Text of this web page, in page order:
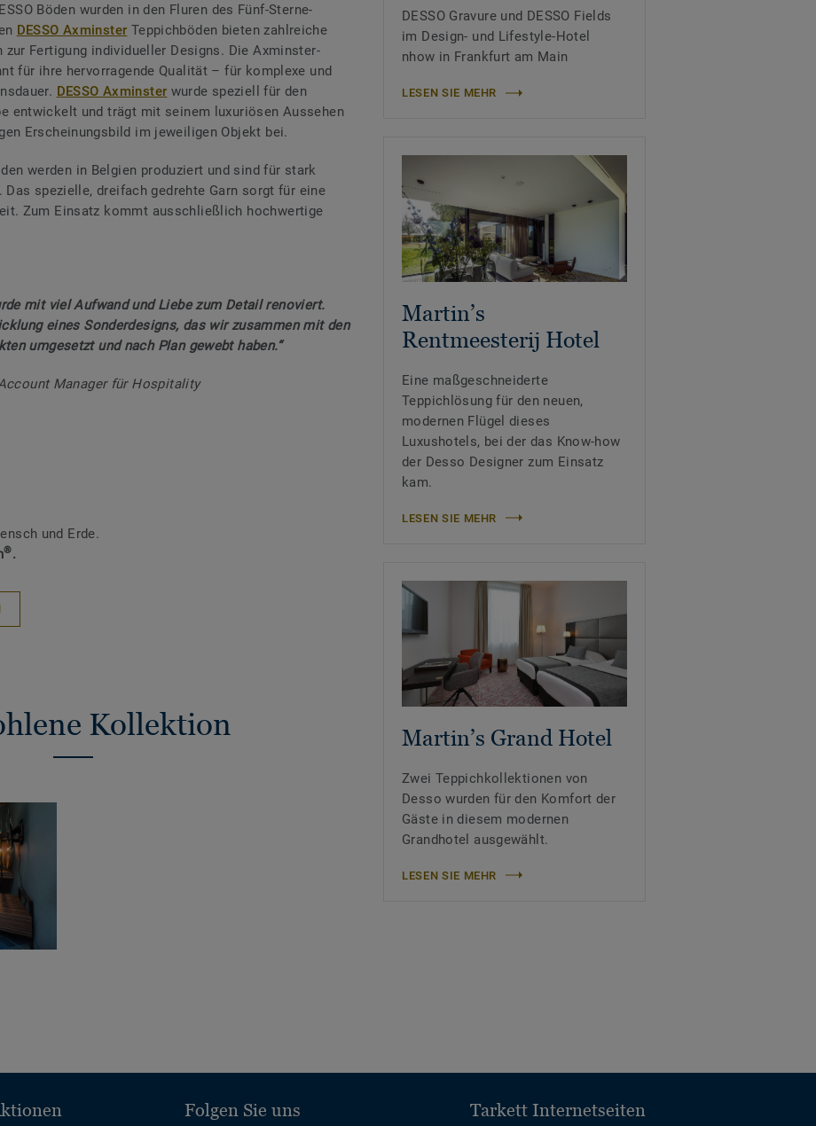
Böden wurden in den Fluren des Fünf-Sterne-
DESSO Axminster Teppichböden bieten zahlreiche
Fertigung individueller Designs. Die Axminster-
für ihre hervorragende Qualität – für komplexe und
DESSO Axminster wurde speziell für den
entwickelt und trägt mit seinem luxuriösen Aussehen
Erscheinungsbild im jeweiligen Objekt bei.
werden in Belgien produziert und sind für stark
spezielle, dreifach gedrehte Garn sorgt für eine
Zum Einsatz kommt ausschließlich hochwertige
mit viel Aufwand und Liebe zum Detail renoviert.
eines Sonderdesigns, das wir zusammen mit den
umgesetzt und nach Plan gewebt haben.“
Manager für Hospitality
und Erde.
®.
Kollektion
DESSO Gravure und DESSO Fields
im Design- und Lifestyle-Hotel
nhow in Frankfurt am Main
LESEN SIE MEHR
Martin’s
Rentmeesterij Hotel
Eine maßgeschneiderte
Teppichlösung für den neuen,
modernen Flügel dieses
Luxushotels, bei der das Know-how
der Desso Designer zum Einsatz
kam.
LESEN SIE MEHR
Martin’s Grand Hotel
Zwei Teppichkollektionen von
Desso wurden für den Komfort der
Gäste in diesem modernen
Grandhotel ausgewählt.
LESEN SIE MEHR
Folgen Sie uns Tarkett Internetseiten